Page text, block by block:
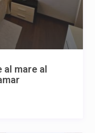
al mare al